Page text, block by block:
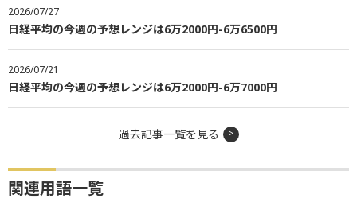
2026/07/27
日経平均の今週の予想レンジは6万2000円-6万6500円
2026/07/21
日経平均の今週の予想レンジは6万2000円-6万7000円
過去記事一覧を見る
関連用語一覧